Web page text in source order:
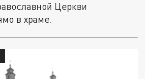
Церкви
в храме.